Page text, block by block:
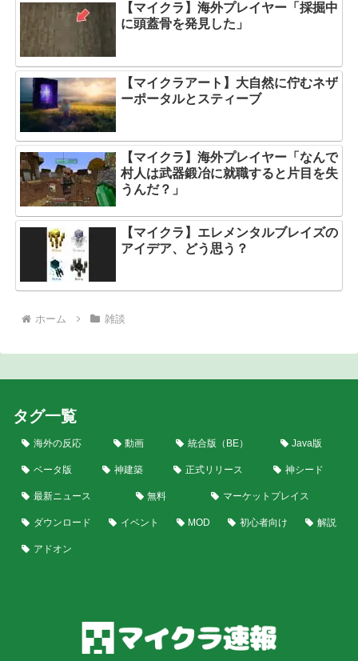
【マイクラ】海外プレイヤー「採掘中
に頭蓋骨を発見した」
【マイクラアート】大自然に佇むネザ
ーポータルとスティーブ
【マイクラ】海外プレイヤー「なんで
村人は武器鍛冶に就職すると片目を失
うんだ？」
【マイクラ】エレメンタルブレイズの
アイデア、どう思う？
ホーム 雑談
タグ一覧
海外の反応 動画 統合版（BE） Java版
ベータ版 神建築 正式リリース 神シード
最新ニュース 無料 マーケットプレイス
ダウンロード イベント MOD 初心者向け 解説
アドオン